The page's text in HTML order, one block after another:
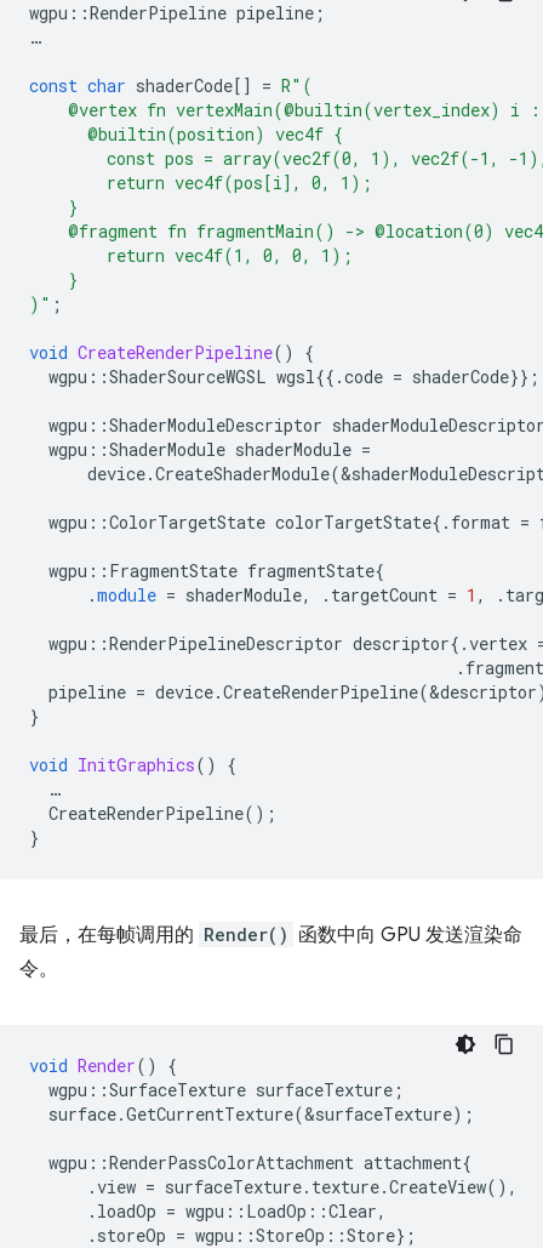
wgpu ::RenderPipeline pipeline ;
…
const char shaderCode [] = R" (
@vertex fn vertexMain(@builtin(vertex_index) i
      @builtin(position) vec4f {
const pos = array(vec2f(0, 1), vec2f(-1, -
        return vec4f(pos[i], 0, 1);
    }
@fragment fn fragmentMain() -> @location(0)
        return vec4f(1, 0, 0, 1);
    }
) " ;
void CreateRenderPipeline()
{
wgpu ::ShaderSourceWGSL wgsl{{.code = shaderCode}};
wgpu ::ShaderModuleDescriptor
wgpu ::ShaderModule shaderModule =
device.CreateShaderModule(&
wgpu ::ColorTargetState colorTargetState{. format =
wgpu :: FragmentState fragmentState{
.module = shaderModule, . targetCount = 1 , .
wgpu ::RenderPipelineDescriptor descriptor{.vertex
. fragment
pipeline = device.CreateRenderPipeline(&descriptor
}
void InitGraphics()
{
…
CreateRenderPipeline();
}
最后，在每帧调用的 Render() 函数中向 GPU 发送渲染命
令。
void Render()
{
wgpu ::SurfaceTexture surfaceTexture ;
surface.GetCurrentTexture(&surfaceTexture);
wgpu ::RenderPassColorAttachment attachment{
.view = surfaceTexture. texture.CreateView(),
. loadOp = wgpu :: LoadOp ::Clear,
. storeOp = wgpu ::StoreOp ::Store};